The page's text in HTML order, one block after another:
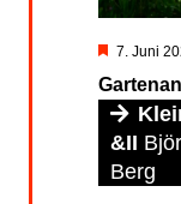
7. Juni
&II
Berg